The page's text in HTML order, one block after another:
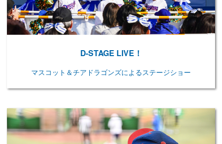
D-STAGE LIVE！
マスコット＆チアドラゴンズによるステージショー